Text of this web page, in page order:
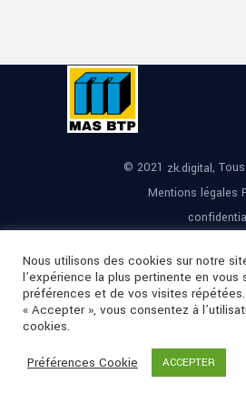
© 2021 zk.digital,
Mentions légales
Nous utilisons des cookies sur notre
l’expérience la plus pertinente en vous
préférences et de vos visites répétées.
« Accepter », vous consentez à
cookies.
Préférences Cookie ACCEPTER